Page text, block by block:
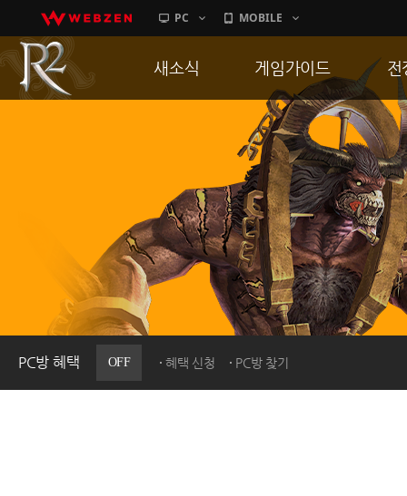
PC MOBILE
PC방 혜택 OFF 혜택 신청 PC방 찾기
새소식
이벤트
히스토리
PC방으로간다
게임가이드
게임 특징
서버가이드
신병훈련소
세부가이드
통합보급센터
전
통
공